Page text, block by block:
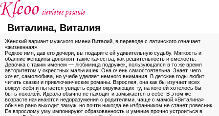
Виталина, Виталия
Женский вариант мужского имени Виталий, в переводе с латинского означает
«жизненная».
Редкое имя, дав его дочери, вы подарите ей удивительную судьбу. Мягкость и
обаяние женщины дополнят такие качества, как решительность и смелость.
Девочка с таким именем — любимица подружек, пользующаяся в то же время
авторитетом у окрестных мальчишек. Она очень самостоятельна. Знает, чего
хочет, самолюбива, но учебе уделяет немного внимания. В детские годы любит
читать сказки и приключенческие романы. Взрослея, она как бы изучает всех
вокруг себя и пытается увидеть среди окружающих ту, на кого ей хотелось бы
быть похожей. Идеала обычно не находит и замыкается в себе. В этом же
возрасте начинаются недоразумения с родителями, чаще с мамой.«Виталина»
обычно рано выходит замуж, но почти никогда ее избранником не станет ровесник.
Ее взрослому уму импонируют образованность и умение прочно устроиться в